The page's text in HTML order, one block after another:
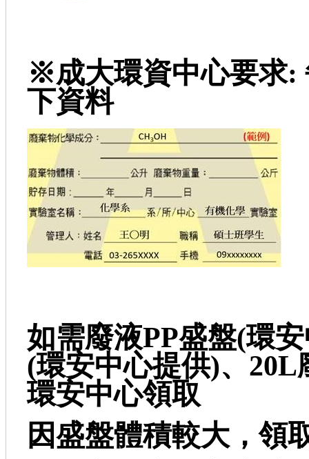
※成大環資中心要求:
下資料
如需廢液PP盛盤(環
(環安中心提供)、
環安中心領取
因盛盤體積較大，領